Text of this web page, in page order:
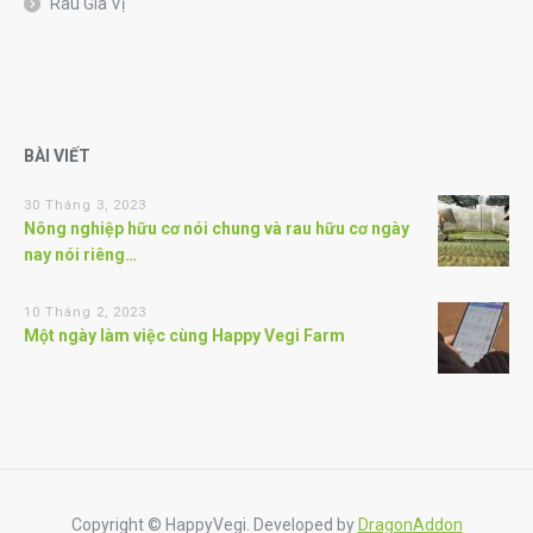
BÀI VIẾT
30 Tháng 3, 2023
Nông nghiệp hữu cơ nói chung và rau hữu cơ ngày
nay nói riêng…
10 Tháng 2, 2023
Một ngày làm việc cùng Happy Vegi Farm
Copyright © HappyVegi. Developed by DragonAddon